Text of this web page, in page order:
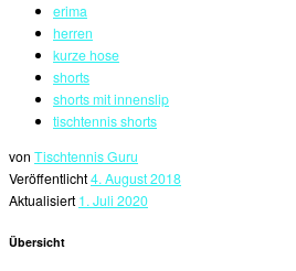
erima
herren
kurze hose
shorts
shorts mit innenslip
tischtennis shorts
von Tischtennis Guru
Veröffentlicht4. August 2018
Aktualisiert 1. Juli 2020
Übersicht